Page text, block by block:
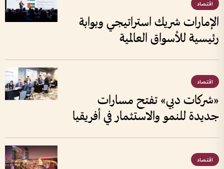
اقتصاد
الإمارات شريك استراتيجي وبوابة
رئيسية للأسواق العالمية
اقتصاد
«شركات دبي» تفتح مسارات
جديدة للنمو والاستثمار في أفريقيا
اقتصاد